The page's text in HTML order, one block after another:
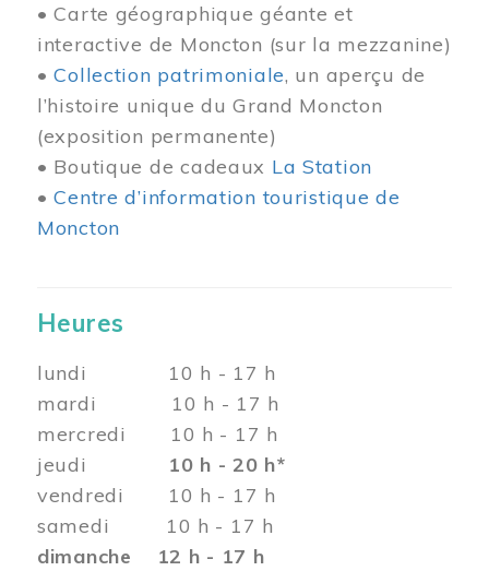
• Carte géographique géante et
interactive de Moncton (sur la mezzanine)
•Collection patrimoniale, un aperçu de
l’histoire unique du Grand Moncton
(exposition permanente)
• Boutique de cadeaux La Station
•Centre d’information touristique de
Moncton
Heures
lundi 10 h - 17 h
mardi 10 h - 17 h
mercredi 10 h - 17 h
jeudi 10 h - 20 h*
vendredi 10 h - 17 h
samedi 10 h - 17 h
dimanche 12 h - 17 h